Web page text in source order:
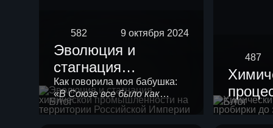
Блог
582 9 октября 2024
Эволюция и
стагнация
химической
промышленности
на территории
Как говорила моя бабушка:
«В Союзе все было как
положено!». Любой
химической технологии
Блог
487